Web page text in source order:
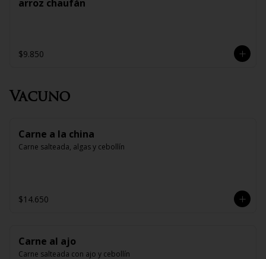
arroz chaufán
$9.850
Vacuno
Carne a la china
Carne salteada, algas y cebollín
$14.650
Carne al ajo
Carne salteada con ajo y cebollín